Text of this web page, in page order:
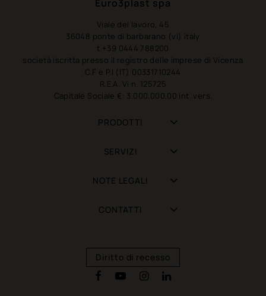
Euro3plast spa
Viale del lavoro, 45
36048 ponte di barbarano (vi) italy
t +39 0444 788200
società iscritta presso il registro delle imprese di Vicenza
C.F e P.I (IT) 00331710244
R.E.A. Vi n. 125725
Capitale Sociale €: 3.000.000,00 int. vers.
PRODOTTI
SERVIZI
NOTE LEGALI
CONTATTI
Diritto di recesso